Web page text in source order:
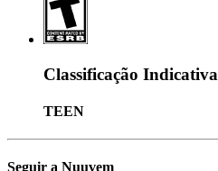
Classificação Indicativa
TEEN
Seguir a Nuuvem